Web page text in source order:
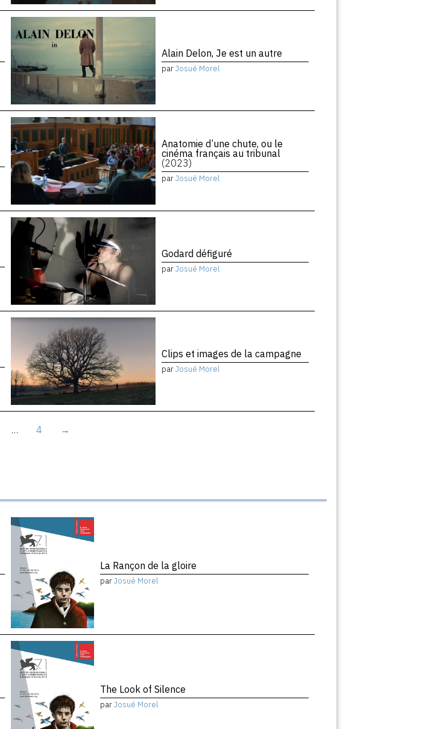
Alain Delon, Je est un autre
parJosué Morel
Anatomie d’une chute, ou le
cinéma français au tribunal
(2023)
parJosué Morel
Godard défiguré
parJosué Morel
Clips et images de la campagne
parJosué Morel
… 4 →
La Rançon de la gloire
parJosué Morel
The Look of Silence
parJosué Morel